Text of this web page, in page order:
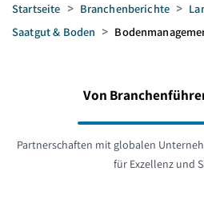
Startseite > Branchenberichte >
Saatgut & Boden >
Von
Partnerschaften mit globalen
für Exzellenz und